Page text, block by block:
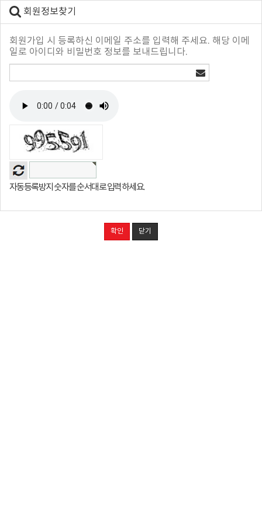
회원정보찾기
회원가입 시 등록하신 이메일 주소를 입력해 주세요. 해당 이메
일로 아이디와 비밀번호 정보를 보내드립니다.
자동등록방지 숫자를 순서대로 입력하세요.
확인 닫기